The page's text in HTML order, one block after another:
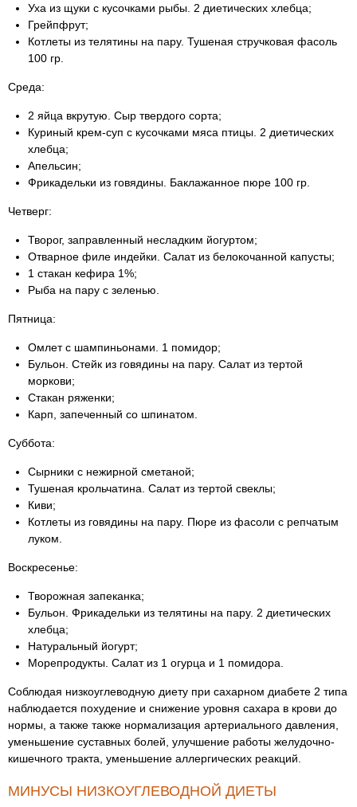
Уха из щуки с кусочками рыбы. 2 диетических хлебца;
Грейпфрут;
Котлеты из телятины на пару. Тушеная стручковая фасоль
100 гр.
Среда:
2 яйца вкрутую. Сыр твердого сорта;
Куриный крем-суп с кусочками мяса птицы. 2 диетических
хлебца;
Апельсин;
Фрикадельки из говядины. Баклажанное пюре 100 гр.
Четверг:
Творог, заправленный несладким йогуртом;
Отварное филе индейки. Салат из белокочанной капусты;
1 стакан кефира 1%;
Рыба на пару с зеленью.
Пятница:
Омлет с шампиньонами. 1 помидор;
Бульон. Стейк из говядины на пару. Салат из тертой
моркови;
Стакан ряженки;
Карп, запеченный со шпинатом.
Суббота:
Сырники с нежирной сметаной;
Тушеная крольчатина. Салат из тертой свеклы;
Киви;
Котлеты из говядины на пару. Пюре из фасоли с репчатым
луком.
Воскресенье:
Творожная запеканка;
Бульон. Фрикадельки из телятины на пару. 2 диетических
хлебца;
Натуральный йогурт;
Морепродукты. Салат из 1 огурца и 1 помидора.
Соблюдая низкоуглеводную диету при сахарном диабете 2 типа
наблюдается похудение и снижение уровня сахара в крови до
нормы, а также также нормализация артериального давления,
уменьшение суставных болей, улучшение работы желудочно-
кишечного тракта, уменьшение аллергических реакций.
МИНУСЫ НИЗКОУГЛЕВОДНОЙ ДИЕТЫ